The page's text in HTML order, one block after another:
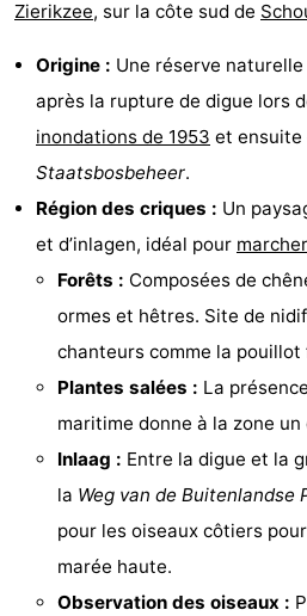
Chaumières
Buitenheem
Oase
Duinoord
Julianahoeve
Port
Zélande
Resort
Zierikzee, sur la côte sud de
Origine : Une réserve
après la rupture de digue lors
inondations de 1953 et ensuite
Staatsbosbeheer.
Région des criques : Un
et d’inlagen, idéal pour marcher
Forêts : Composées de
ormes et hêtres. Site de
chanteurs comme la
Plantes salées : La
maritime donne à la zone
Inlaag : Entre la digue et la
la Weg van de Buitenlandse
pour les oiseaux côtiers
marée haute.
Observation des oiseaux :